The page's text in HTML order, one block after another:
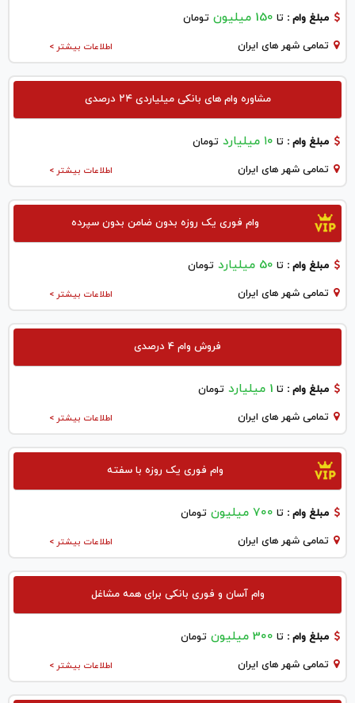
مبلغ وام : تا 150 میلیون تومان
اطلاعات بیشتر > تمامی شهر های ایران
مشاوره وام های بانکی میلیاردی ۲۴ درصدی
مبلغ وام : تا ۱۰ میلیارد تومان
اطلاعات بیشتر > تمامی شهر های ایران
وام فوری یک روزه بدون ضامن بدون سپرده
مبلغ وام : تا 50 میلیارد تومان
اطلاعات بیشتر > تمامی شهر های ایران
فروش وام 4 درصدی
مبلغ وام : تا 1 میلیارد تومان
اطلاعات بیشتر > تمامی شهر های ایران
وام فوری یک روزه با سفته
مبلغ وام : تا 700 میلیون تومان
اطلاعات بیشتر > تمامی شهر های ایران
وام آسان و فوری بانکی برای همه مشاغل
مبلغ وام : تا 300 میلیون تومان
اطلاعات بیشتر > تمامی شهر های ایران